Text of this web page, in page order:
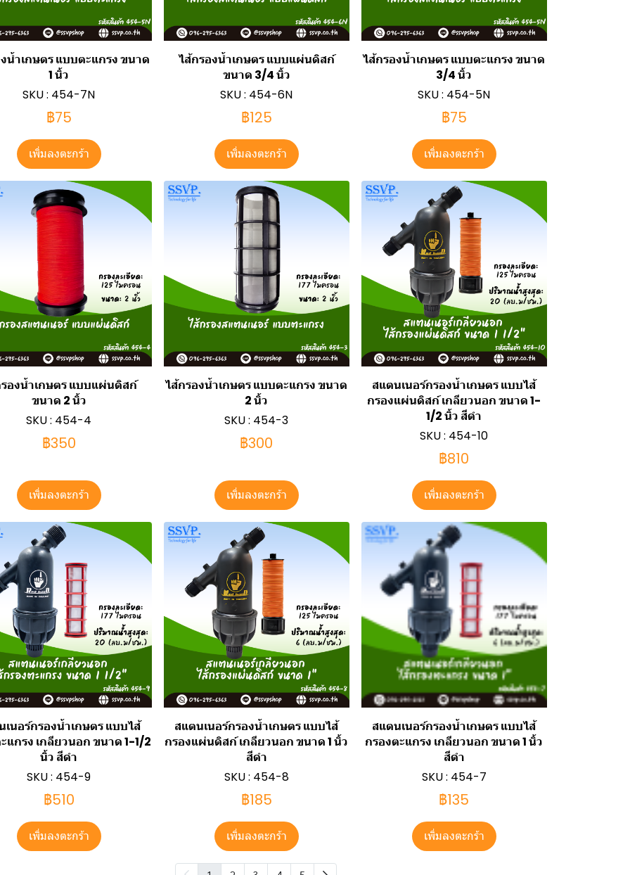
น้ำเกษตร แบบตะแกรง ขนาด
1 นิ้ว
SKU : 454-7N
฿75
เพิ่มลงตะกร้า
ไส้กรองน้ำเกษตร แบบแผ่นดิสก์
ขนาด 3/4 นิ้ว
SKU : 454-6N
฿125
เพิ่มลงตะกร้า
ไส้กรองน้ำเกษตร แบบตะแกรง ขนาด
3/4 นิ้ว
SKU : 454-5N
฿75
เพิ่มลงตะกร้า
องน้ำเกษตร แบบแผ่นดิสก์
ขนาด 2 นิ้ว
SKU : 454-4
฿350
เพิ่มลงตะกร้า
ไส้กรองน้ำเกษตร แบบตะแกรง ขนาด
2 นิ้ว
SKU : 454-3
฿300
เพิ่มลงตะกร้า
สแตนเนอร์กรองน้ำเกษตร แบบไส้
กรองแผ่นดิสก์ เกลียวนอก ขนาด 1-
1/2 นิ้ว สีดำ
SKU : 454-10
฿810
เพิ่มลงตะกร้า
เนอร์กรองน้ำเกษตร แบบไส้
แกรง เกลียวนอก ขนาด 1-1/2
นิ้ว สีดำ
SKU : 454-9
฿510
เพิ่มลงตะกร้า
สแตนเนอร์กรองน้ำเกษตร แบบไส้
กรองแผ่นดิสก์ เกลียวนอก ขนาด 1 นิ้ว
สีดำ
SKU : 454-8
฿185
เพิ่มลงตะกร้า
สแตนเนอร์กรองน้ำเกษตร แบบไส้
กรองตะแกรง เกลียวนอก ขนาด 1 นิ้ว
สีดำ
SKU : 454-7
฿135
เพิ่มลงตะกร้า